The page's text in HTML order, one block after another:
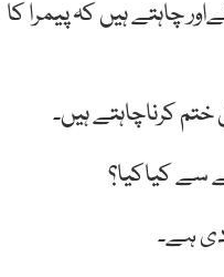
چاہتے ہیں کہ پیمرا کا
کرناچاہتے ہیں۔
سے کیاکیا؟
دی ہے۔